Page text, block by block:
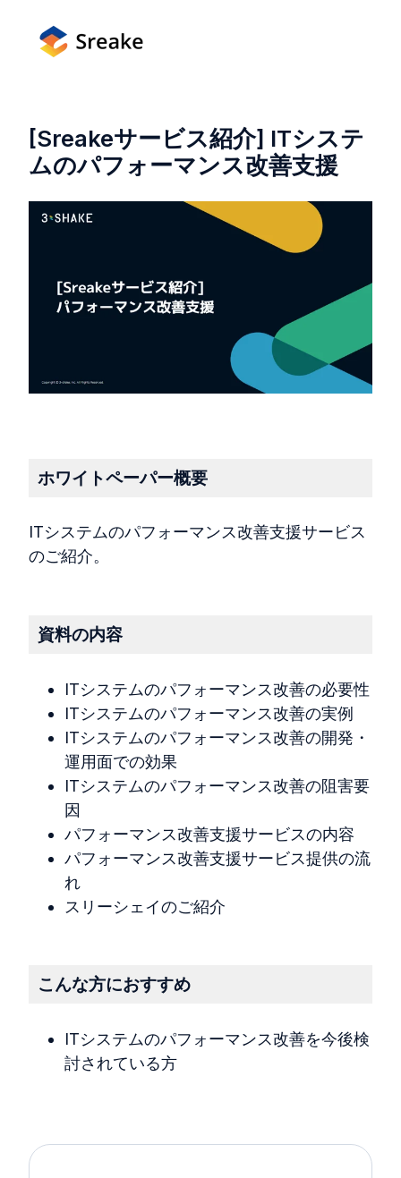
[Sreakeサービス紹介] ITシステ
ムのパフォーマンス改善支援
ホワイトペーパー概要
ITシステムのパフォーマンス改善支援サービス
のご紹介。
資料の内容
ITシステムのパフォーマンス改善の必要性
ITシステムのパフォーマンス改善の実例
ITシステムのパフォーマンス改善の開発・
運用面での効果
ITシステムのパフォーマンス改善の阻害要
因
パフォーマンス改善支援サービスの内容
パフォーマンス改善支援サービス提供の流
れ
スリーシェイのご紹介
こんな方におすすめ
ITシステムのパフォーマンス改善を今後検
討されている方